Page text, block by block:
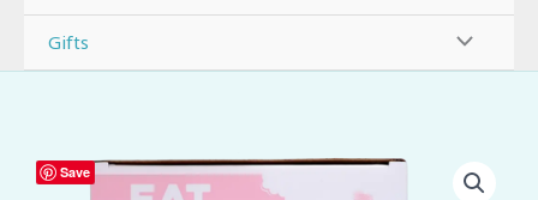
Gifts
Save
Eat
Slow